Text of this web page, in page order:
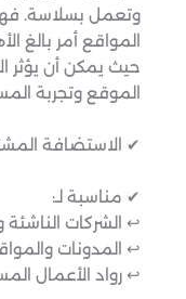
وتعمل بسلاسة.
المواقع أمر بالغ
حيث يمكن أن يؤثر
الموقع وتجربة
✔ الاستضافة
✔ مناسبة لـ:
↩︎ الشركات الناشئة
↩︎ المدونات
↩︎ رواد الأعمال